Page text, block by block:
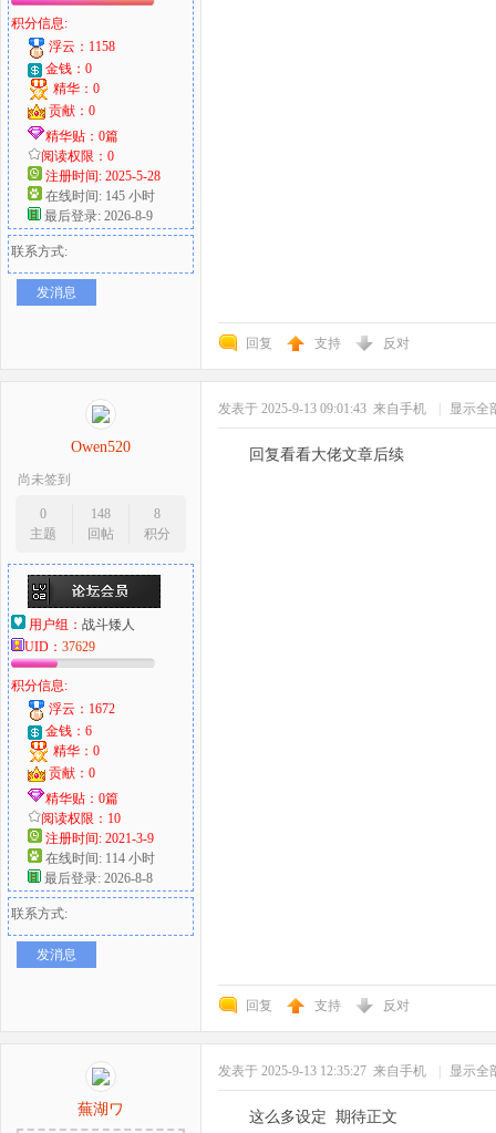
积分信息:
浮云：1158
金钱：0
精华：0
贡献：0
精华贴：0篇
阅读权限：0
注册时间: 2025-5-28
在线时间: 145 小时
最后登录: 2026-8-9
联系方式:
发消息
回复 支持 反对
Owen520
尚未签到
0
主题
148
回帖
8
积分
用户组： 战斗矮人
UID： 37629
积分信息:
浮云：1672
金钱：6
精华：0
贡献：0
精华贴：0篇
阅读权限：10
注册时间: 2021-3-9
在线时间: 114 小时
最后登录: 2026-8-8
联系方式:
发消息
发表于 2025-9-13 09:01:43 来自手机 显示全
回复看看大佬文章后续
回复 支持 反对
蕪湖ワ
发表于 2025-9-13 12:35:27 来自手机 显示全
这么多设定 期待正文